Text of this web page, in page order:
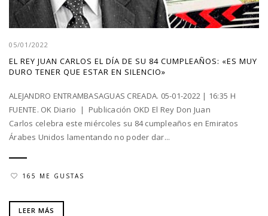
05/01/2022
EL REY JUAN CARLOS EL DÍA DE SU 84 CUMPLEAÑOS: «ES MUY
DURO TENER QUE ESTAR EN SILENCIO»
ALEJANDRO ENTRAMBASAGUAS CREADA. 05-01-2022 | 16:35 H
FUENTE. OK Diario | Publicación OKD El Rey Don Juan
Carlos celebra este miércoles su 84 cumpleaños en Emiratos
Árabes Unidos lamentando no poder dar...
165 ME GUSTAS
LEER MÁS